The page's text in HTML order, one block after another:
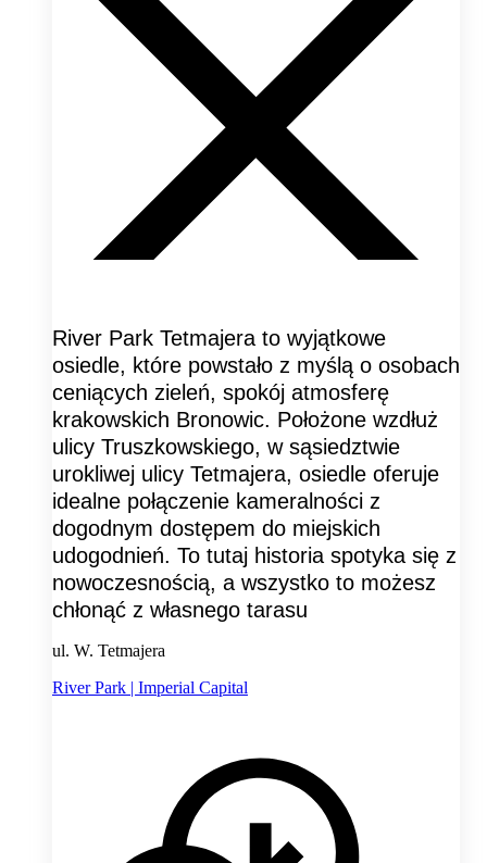
River Park Tetmajera to wyjątkowe
osiedle, które powstało z myślą o osobach
ceniących zieleń, spokój atmosferę
krakowskich Bronowic. Położone wzdłuż
ulicy Truszkowskiego, w sąsiedztwie
urokliwej ulicy Tetmajera, osiedle oferuje
idealne połączenie kameralności z
dogodnym dostępem do miejskich
udogodnień. To tutaj historia spotyka się z
nowoczesnością, a wszystko to możesz
chłonąć z własnego tarasu
ul. W. Tetmajera
River Park | Imperial Capital